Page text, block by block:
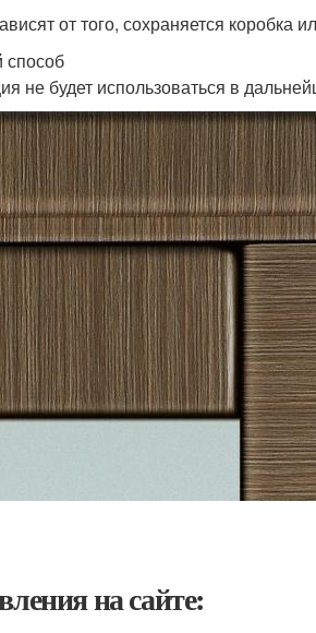
от того, сохраняется коробка
не будет использоваться в
на сайте: